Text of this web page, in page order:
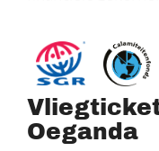
Oeganda